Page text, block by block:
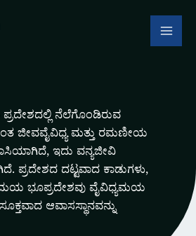
ನೆಲೆಗೊಂಡಿರುವ
ಜೀವವೈವಿಧ್ಯ ಮತ್ತು ರಮಣೀಯ
ಇದು ವನ್ಯಜೀವಿ
ಪ್ರದೇಶದ ದಟ್ಟವಾದ ಕಾಡುಗಳು,
ಭೂಪ್ರದೇಶವು ವೈವಿಧ್ಯಮಯ
ಆವಾಸಸ್ಥಾನವನ್ನು